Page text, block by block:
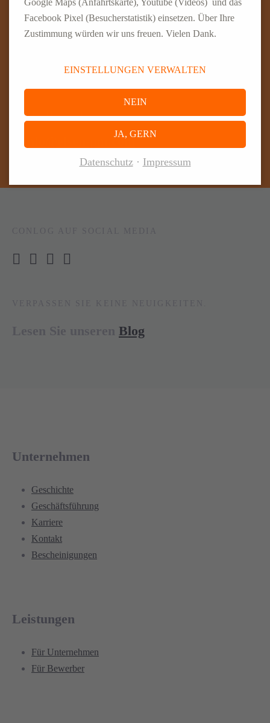
Rufnummern-Übersicht
SCHREIBEN SIE UNS
info@elsen-pm.com
Blog
Unternehmen
Geschichte
Geschäftsführung
Karriere
Kontakt
Bescheinigungen
Leistungen
Für Unternehmen
Für Bewerber
Google Maps (Anfahrtskarte), Youtube (Videos) und das
Facebook Pixel (Besucherstatistik) einsetzen. Über Ihre
Zustimmung würden wir uns freuen. Vielen Dank.
EINSTELLUNGEN VERWALTEN
NEIN
JA, GERN
Datenschutz Impressum